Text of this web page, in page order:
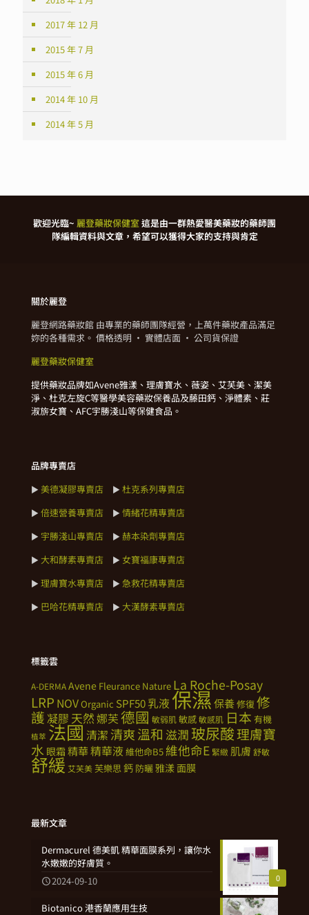
2017 年 12 月
2015 年 7 月
2015 年 6 月
2014 年 10 月
2014 年 5 月
歡迎光臨~ 麗登藥妝保健室這是由一群熱愛醫美藥妝的藥師團
隊編輯資料與文章，希望可以獲得大家的支持與肯定
關於麗登
麗登網路藥妝館 由專業的藥師團隊經營，上萬件藥妝產品滿足
妳的各種需求。 價格透明 · 實體店面 · 公司貨保證
麗登藥妝保健室
提供藥妝品牌如Avene雅漾、理膚寶水、薇姿、艾芙美、潔美
淨、杜克左旋C等醫學美容藥妝保養品及藤田鈣、淨體素、莊
淑旂女寶、AFC宇勝淺山等保健食品。
品牌專賣店
► 美德凝膠專賣店 ► 杜克系列專賣店
► 倍速營養專賣店 ► 情緒花精專賣店
► 宇勝淺山專賣店 ► 赫本染劑專賣店
► 大和酵素專賣店 ► 女寶福康專賣店
► 理膚寶水專賣店 ► 急救花精專賣店
► 巴哈花精專賣店 ► 大漢酵素專賣店
標籤雲
A-DERMAAvene Fleurance Nature La Roche-Posay
LRP NOVOrganic SPF50乳液 保濕保養修復修
護 凝膠 天然娜芙德國 敏弱肌敏感敏感肌 日本 有機
植萃 法國清潔 清爽溫和 滋潤 玻尿酸理膚寶
水 眼霜 精華精華液 維他命B5 維他命E 緊緻 肌膚 舒敏
舒緩 艾芙美芙樂思 鈣 防曬雅漾面膜
最新文章
0
Dermacurel 德美凱 精華面膜系列，讓你水
水嫩嫩的好膚質。
2024-09-10
Biotanico 港香蘭應用生技